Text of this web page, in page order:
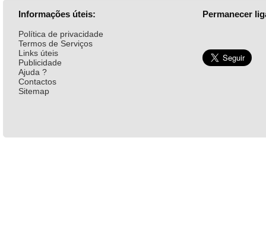
Informações úteis:
Política de privacidade
Termos de Serviços
Links úteis
Publicidade
Ajuda ?
Contactos
Sitemap
Permanecer